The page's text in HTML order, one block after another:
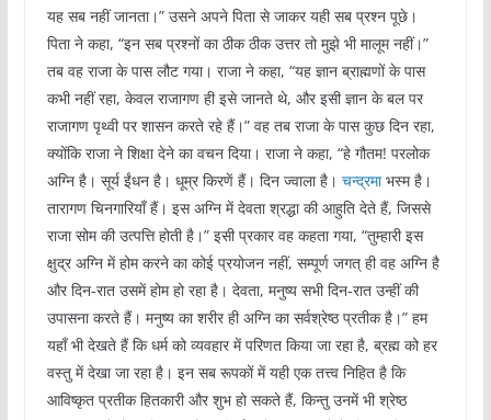
यह सब नहीं जानता।” उसने अपने पिता से जाकर यही सब प्रश्न पूछे।
पिता ने कहा, “इन सब प्रश्नों का ठीक ठीक उत्तर तो मुझे भी मालूम नहीं।”
तब वह राजा के पास लौट गया। राजा ने कहा, “यह ज्ञान ब्राह्मणों के पास
कभी नहीं रहा, केवल राजागण ही इसे जानते थे, और इसी ज्ञान के बल पर
राजागण पृथ्वी पर शासन करते रहे हैं।” वह तब राजा के पास कुछ दिन रहा,
क्योंकि राजा ने शिक्षा देने का वचन दिया। राजा ने कहा, “हे गौतम! परलोक
अग्नि है। सूर्य ईंधन है। धूम्र किरणें हैं। दिन ज्वाला है। चन्द्रमाभस्म है।
तारागण चिनगारियाँ हैं। इस अग्नि में देवता श्रद्धा की आहुति देते हैं, जिससे
राजा सोम की उत्पत्ति होती है।” इसी प्रकार वह कहता गया, “तुम्हारी इस
क्षुद्र अग्नि में होम करने का कोई प्रयोजन नहीं, सम्पूर्ण जगत् ही वह अग्नि है
और दिन-रात उसमें होम हो रहा है। देवता, मनुष्य सभी दिन-रात उन्हीं की
उपासना करते हैं। मनुष्य का शरीर ही अग्नि का सर्वश्रेष्ठ प्रतीक है।” हम
यहाँ भी देखते हैं कि धर्म को व्यवहार में परिणत किया जा रहा है, ब्रह्म को हर
वस्तु में देखा जा रहा है। इन सब रूपकों में यही एक तत्त्व निहित है कि
आविष्कृत प्रतीक हितकारी और शुभ हो सकते हैं, किन्तु उनमें भी श्रेष्ठ